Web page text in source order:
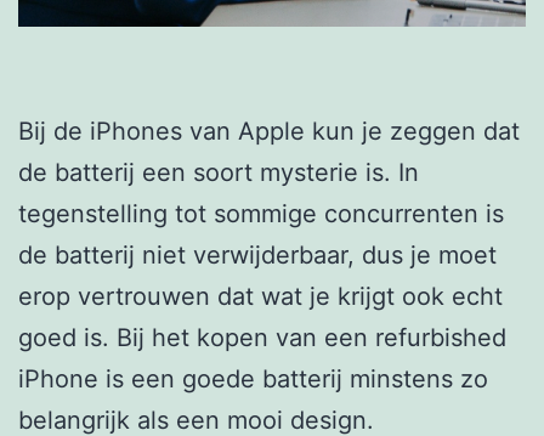
Bij de iPhones van Apple kun je zeggen dat
de batterij een soort mysterie is. In
tegenstelling tot sommige concurrenten is
de batterij niet verwijderbaar, dus je moet
erop vertrouwen dat wat je krijgt ook echt
goed is. Bij het kopen van een refurbished
iPhone is een goede batterij minstens zo
belangrijk als een mooi design.